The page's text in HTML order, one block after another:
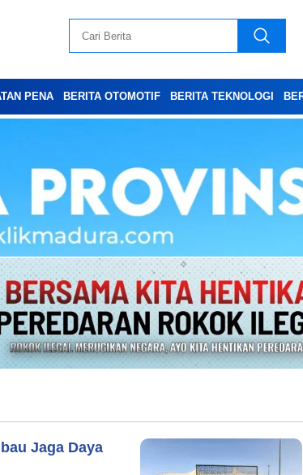
PENA BERITA OTOMOTIF BERITA TEKNOLOGI
Jaga Daya